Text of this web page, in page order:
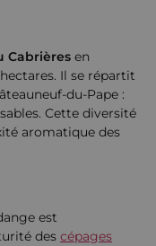
Cabrières en
Il se répartit
du-Pape :
Cette diversité
aromatique des
est
des cépages